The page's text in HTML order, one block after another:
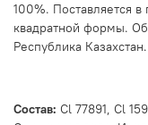
100%. Поставляется
квадратной формы.
Республика Казахстан.
Состав: Cl 77891, Cl